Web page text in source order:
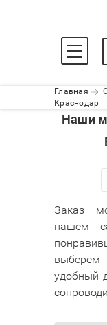
Главная
Краснодар
Наши
Заказ
нашем
удобный